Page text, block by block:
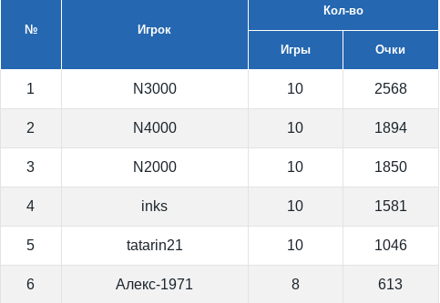
№ Игрок
Кол-во
Игры Очки
1 N3000 10 2568
2 N4000 10 1894
3 N2000 10 1850
4 inks 10 1581
5 tatarin21 10 1046
6 Алекс-1971 8 613